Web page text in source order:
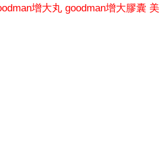
增大丸 goodman增大膠囊 美